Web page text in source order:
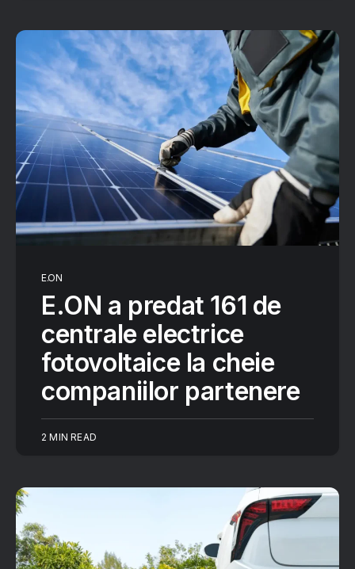
E.ON
E.ON a predat 161 de
centrale electrice
fotovoltaice la cheie
companiilor partenere
2 MIN READ